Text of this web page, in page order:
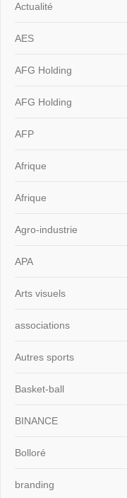
Actualité
AES
AFG Holding
AFG Holding
AFP
Afrique
Afrique
Agro-industrie
APA
Arts visuels
associations
Autres sports
Basket-ball
BINANCE
Bolloré
branding